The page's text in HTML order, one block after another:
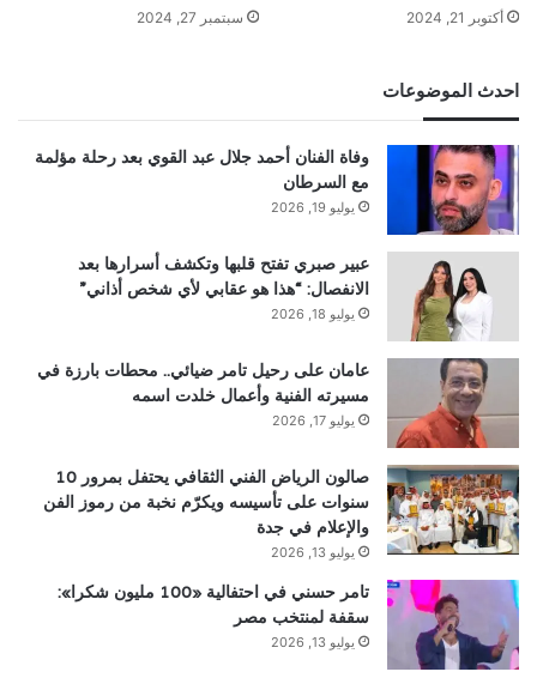
أكتوبر 21, 2024 سبتمبر 27, 2024
احدث الموضوعات
وفاة الفنان أحمد جلال عبد القوي بعد رحلة مؤلمة
مع السرطان
يوليو 19, 2026
عبير صبري تفتح قلبها وتكشف أسرارها بعد
الانفصال: “هذا هو عقابي لأي شخص أذاني”
يوليو 18, 2026
عامان على رحيل تامر ضيائي.. محطات بارزة في
مسيرته الفنية وأعمال خلدت اسمه
يوليو 17, 2026
صالون الرياض الفني الثقافي يحتفل بمرور 10
سنوات على تأسيسه ويكرّم نخبة من رموز الفن
والإعلام في جدة
يوليو 13, 2026
تامر حسني في احتفالية «100 مليون شكرا»:
سقفة لمنتخب مصر
يوليو 13, 2026